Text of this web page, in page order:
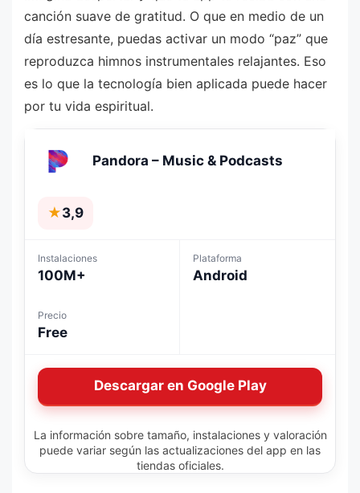
canción suave de gratitud. O que en medio de un
día estresante, puedas activar un modo “paz” que
reproduzca himnos instrumentales relajantes. Eso
es lo que la tecnología bien aplicada puede hacer
por tu vida espiritual.
Pandora – Music & Podcasts
★3,9
Instalaciones
100M+
Plataforma
Android
Precio
Free
Descargar en Google Play
La información sobre tamaño, instalaciones y valoración
puede variar según las actualizaciones del app en las
tiendas oficiales.